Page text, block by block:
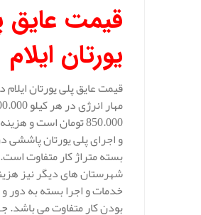
قیمت عایق
یورتان ایلام
قیمت عایق پلی یورتان
850.000 تومان است و
و اجرای پلی یورتان پاششی
بسته متراژ کار متفاوت
شهرستان های دیگر نیز
خدمات و اجرا بسته به دور
بودن کار متفاوت می باشد.